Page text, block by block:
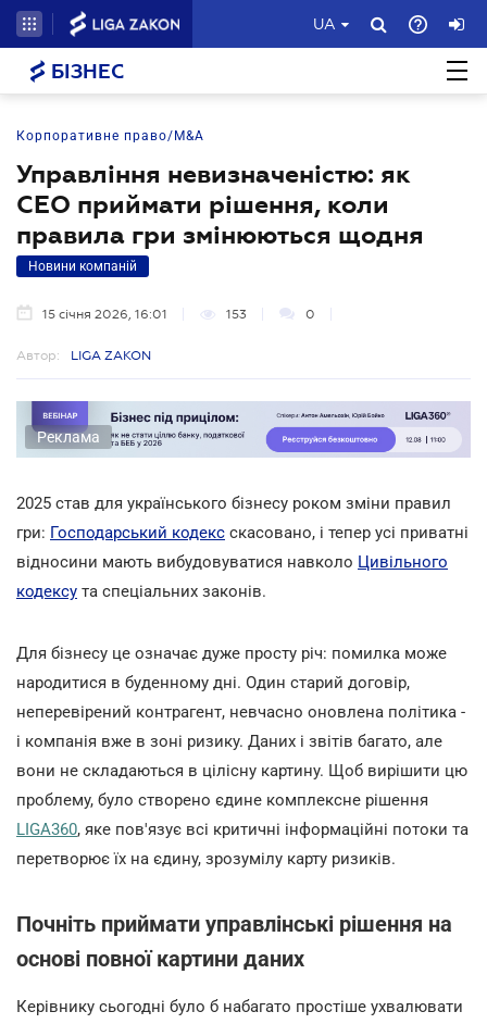
UA
БІЗНЕС
Корпоративне право/M&A
Управління невизначеністю: як
СЕО приймати рішення, коли
правила гри змінюються щодня
Новини компаній
15 січня 2026, 16:01 153 0
Автор: LIGA ZAKON
Реклама
2025 став для українського бізнесу роком зміни правил
гри: Господарський кодекс скасовано, і тепер усі приватні
відносини мають вибудовуватися навколо Цивільного
кодексу та спеціальних законів.
Для бізнесу це означає дуже просту річ: помилка може
народитися в буденному дні. Один старий договір,
неперевірений контрагент, невчасно оновлена політика -
і компанія вже в зоні ризику. Даних і звітів багато, але
вони не складаються в цілісну картину. Щоб вирішити цю
проблему, було створено єдине комплексне рішення
LIGA360, яке пов'язує всі критичні інформаційні потоки та
перетворює їх на єдину, зрозумілу карту ризиків.
Почніть приймати управлінські рішення на
основі повної картини даних
Керівнику сьогодні було б набагато простіше ухвалювати